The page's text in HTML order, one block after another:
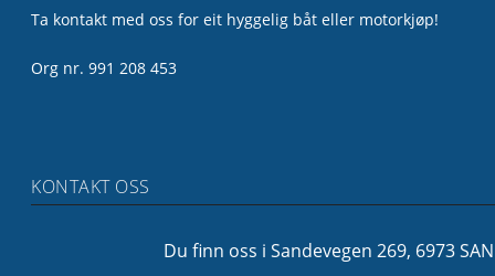
Ta kontakt med oss for eit hyggelig båt eller motorkjøp!
Org nr. 991 208 453
KONTAKT OSS
Du finn oss i Sandevegen 269, 6973